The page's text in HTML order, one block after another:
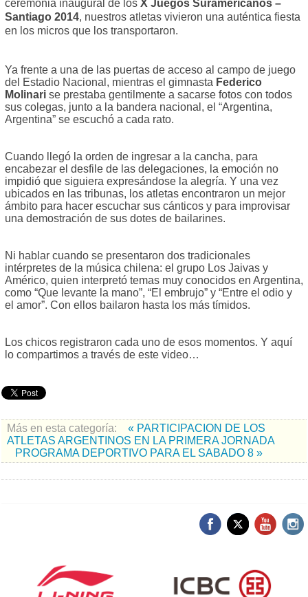
ceremonia inaugural de los X Juegos Suramericanos –
Santiago 2014, nuestros atletas vivieron una auténtica fiesta
en los micros que los transportaron.
Ya frente a una de las puertas de acceso al campo de juego
del Estadio Nacional, mientras el gimnasta Federico
Molinari se prestaba gentilmente a sacarse fotos con todos
sus colegas, junto a la bandera nacional, el “Argentina,
Argentina” se escuchó a cada rato.
Cuando llegó la orden de ingresar a la cancha, para
encabezar el desfile de las delegaciones, la emoción no
impidió que siguiera expresándose la alegría. Y una vez
ubicados en las tribunas, los atletas encontraron un mejor
ámbito para hacer escuchar sus cánticos y para improvisar
una demostración de sus dotes de bailarines.
Ni hablar cuando se presentaron dos tradicionales
intérpretes de la música chilena: el grupo Los Jaivas y
Américo, quien interpretó temas muy conocidos en Argentina,
como “Que levante la mano”, “El embrujo” y “Entre el odio y
el amor”. Con ellos bailaron hasta los más tímidos.
Los chicos registraron cada uno de esos momentos. Y aquí
lo compartimos a través de este video…
Más en esta categoría:
« PARTICIPACION DE LOS
ATLETAS ARGENTINOS EN LA PRIMERA JORNADA
PROGRAMA DEPORTIVO PARA EL SABADO 8 »